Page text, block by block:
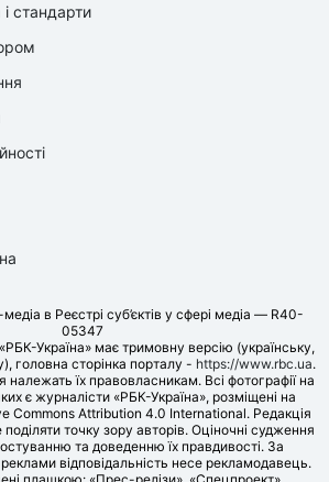
стандарти
в Реєстрі суб’єктів у сфері медіа — R40-
05347
Україна» має тримовну версію (українську,
головна сторінка порталу - https://www.rbc.ua.
належать їх правовласникам. Всі фотографії на
є журналісти «РБК-Україна», розміщені на
Commons Attribution 4.0 International. Редакція
точку зору авторів. Оціночні судження
та доведенню їх правдивості. За
реклами відповідальність несе рекламодавець.